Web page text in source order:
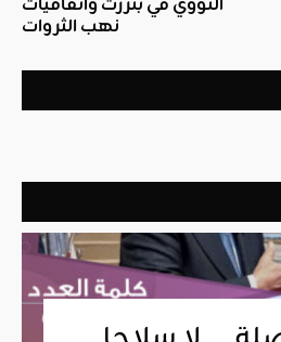
النّووي في بنزرت واتفاقيات
نهب الثروات